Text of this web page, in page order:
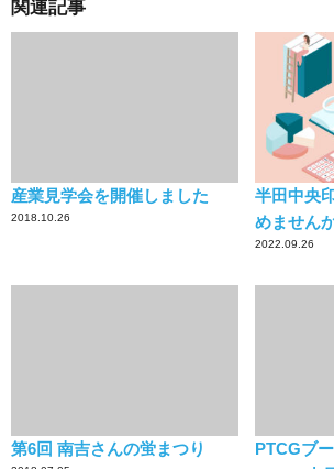
関連記事
産業見学会を開催しました
2018.10.26
半田中央
めません
2022.09.26
第6回 南吉さんの蛍まつり
PTCGブ